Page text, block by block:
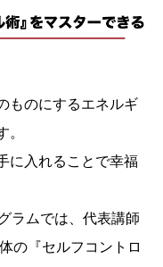
ものにするエネルギ
。
に入れることで幸福
ムでは、代表講師
の『セルフコントロ